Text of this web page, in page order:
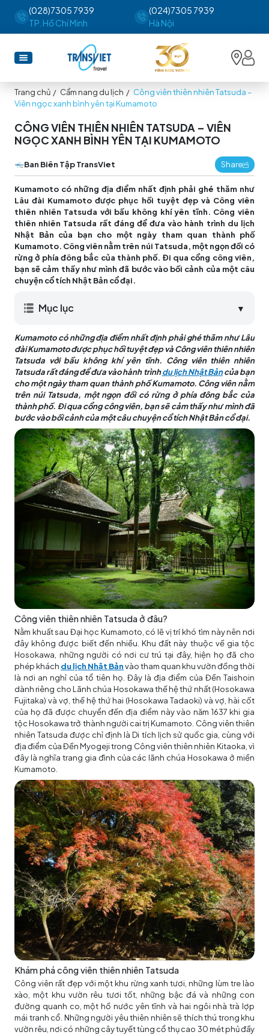
(028)7305 7939
TP. Hồ Chí Minh
(024)7305 7939
Hà Nội
Trang chủ / Cẩm nang du lịch / Công viên thiên nhiên Tatsuda –
Viên ngọc xanh bình yên tại Kumamoto
CÔNG VIÊN THIÊN NHIÊN TATSUDA – VIÊN
NGỌC XANH BÌNH YÊN TẠI KUMAMOTO
Ban Biên Tập TransViet Share
Kumamoto có những địa điểm nhất định phải ghé thăm như
Lâu đài Kumamoto được phục hồi tuyệt đẹp và Công viên
thiên nhiên Tatsuda với bầu không khí yên tĩnh. Công viên
thiên nhiên Tatsuda rất đáng để đưa vào hành trình du lịch
Nhật Bản của bạn cho một ngày tham quan thành phố
Kumamoto. Công viên nằm trên núi Tatsuda, một ngọn đồi có
rừng ở phía đông bắc của thành phố. Đi qua cổng công viên,
bạn sẽ cảm thấy như mình đã bước vào bối cảnh của một câu
chuyện cổ tích Nhật Bản cổ đại.
Mục lục ▼
Kumamoto có những địa điểm nhất định phải ghé thăm như Lâu
đài Kumamoto được phục hồi tuyệt đẹp và Công viên thiên nhiên
Tatsuda với bầu không khí yên tĩnh. Công viên thiên nhiên
Tatsuda rất đáng để đưa vào hành trìnhdu lịch Nhật Bảncủa bạn
cho một ngày tham quan thành phố Kumamoto. Công viên nằm
trên núi Tatsuda, một ngọn đồi có rừng ở phía đông bắc của
thành phố. Đi qua cổng công viên, bạn sẽ cảm thấy như mình đã
bước vào bối cảnh của một câu chuyện cổ tích Nhật Bản cổ đại.
Công viên thiên nhiên Tatsuda ở đâu?
Nằm khuất sau Đại học Kumamoto, có lẽ vị trí khó tìm này nên nơi
đây không được biết đến nhiều. Khu đất này thuộc về gia tộc
Hosokawa, những người có nơi cư trú tại đây, hiện họ đã cho
phép khách du lịch Nhật Bảnvào tham quan khu vườn đồng thời
là nơi an nghỉ của tổ tiên họ. Đây là địa điểm của Đền Taishoin
dành riêng cho Lãnh chúa Hosokawa thế hệ thứ nhất (Hosokawa
Fujitaka) và vợ, thế hệ thứ hai (Hosokawa Tadaoki) và vợ, hài cốt
của họ đã được chuyển đến địa điểm này vào năm 1637 khi gia
tộc Hosokawa trở thành người cai trị Kumamoto. Công viên thiên
nhiên Tatsuda được chỉ định là Di tích lịch sử quốc gia, cùng với
địa điểm của Đền Myogeji trong Công viên thiên nhiên Kitaoka, vì
đây là nghĩa trang gia đình của các lãnh chúa Hosokawa ở miền
Kumamoto.
Khám phá công viên thiên nhiên Tatsuda
Công viên rất đẹp với một khu rừng xanh tươi, những lùm tre lào
xào, một khu vườn rêu tươi tốt, những bậc đá và những con
đường quanh co, một hồ nước yên tĩnh và hai ngôi nhà trà lợp
mái tranh cổ. Những người yêu thiên nhiên sẽ thích thú trong khu
vườn rêu, nơi có những cây tuyết tùng cổ thụ cao 30 mét phủ đầy